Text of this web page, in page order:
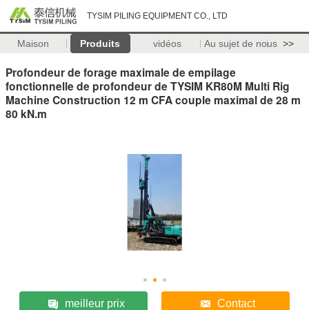
TYSIM PILING EQUIPMENT CO., LTD
Maison Produits vidéos Au sujet de nous >>
Profondeur de forage maximale de empilage
fonctionnelle de profondeur de TYSIM KR80M Multi Rig
Machine Construction 12 m CFA couple maximal de 28 m
80 kN.m
meilleur prix Contact